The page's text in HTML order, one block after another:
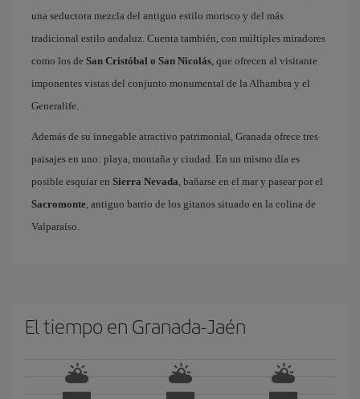
una seductora mezcla del antiguo estilo morisco y del más
tradicional estilo andaluz. Cuenta también, con múltiples miradores
como los de San Cristóbal o San Nicolás, que ofrecen al visitante
imponentes vistas del conjunto monumental de la Alhambra y el
Generalife.
Además de su innegable atractivo patrimonial, Granada ofrece tres
paisajes en uno: playa, montaña y ciudad. En un mismo día es
posible esquiar en Sierra Nevada, bañarse en el mar y pasear por el
Sacromonte, antiguo barrio de los gitanos situado en la colina de
Valparaíso.
El tiempo en Granada-Jaén